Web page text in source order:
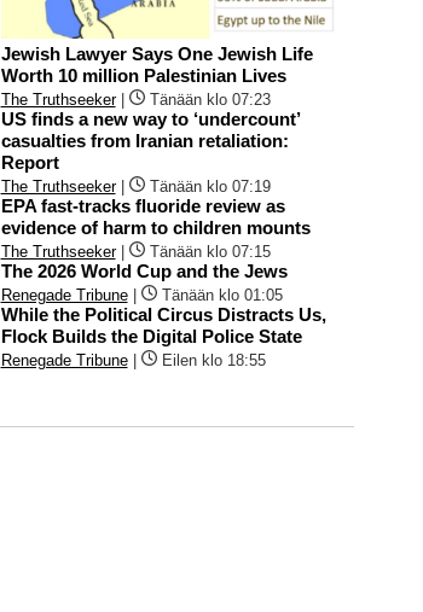
Jewish Lawyer Says One Jewish Life
Worth 10 million Palestinian Lives
The Truthseeker| Tänään klo 07:23
US finds a new way to ‘undercount’
casualties from Iranian retaliation:
Report
The Truthseeker| Tänään klo 07:19
EPA fast-tracks fluoride review as
evidence of harm to children mounts
The Truthseeker| Tänään klo 07:15
The 2026 World Cup and the Jews
Renegade Tribune| Tänään klo 01:05
While the Political Circus Distracts Us,
Flock Builds the Digital Police State
Renegade Tribune| Eilen klo 18:55